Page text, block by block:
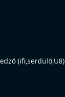
(ifi,serdülő,U8)